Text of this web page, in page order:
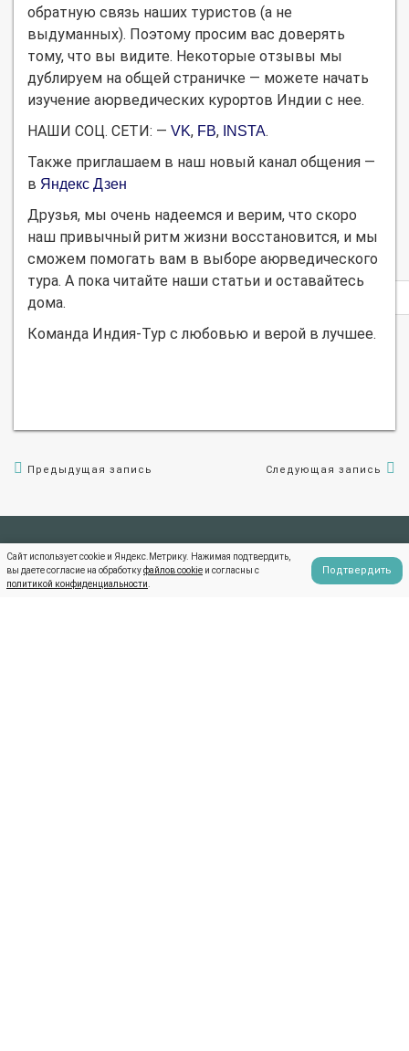
обратную связь наших туристов (а не
выдуманных). Поэтому просим вас доверять
тому, что вы видите. Некоторые отзывы мы
дублируем на общей страничке — можете начать
изучение аюрведических курортов Индии с нее.
НАШИ СОЦ. СЕТИ: — VK, FB, INSTA.
Также приглашаем в наш новый канал общения —
в Яндекс Дзен
Друзья, мы очень надеемся и верим, что скоро
наш привычный ритм жизни восстановится, и мы
сможем помогать вам в выборе аюрведического
тура. А пока читайте наши статьи и оставайтесь
дома.
Команда Индия-Тур с любовью и верой в лучшее.
Предыдущая запись Следующая запись
+7 (495) 108-10-80 +7 (915) 155-09-91
Сайт использует cookie и Яндекс.Метрику. Нажимая подтвердить,
вы даете согласие на обработкуфайлов cookie и согласны с
политикой конфиденциальности
Подтвердить